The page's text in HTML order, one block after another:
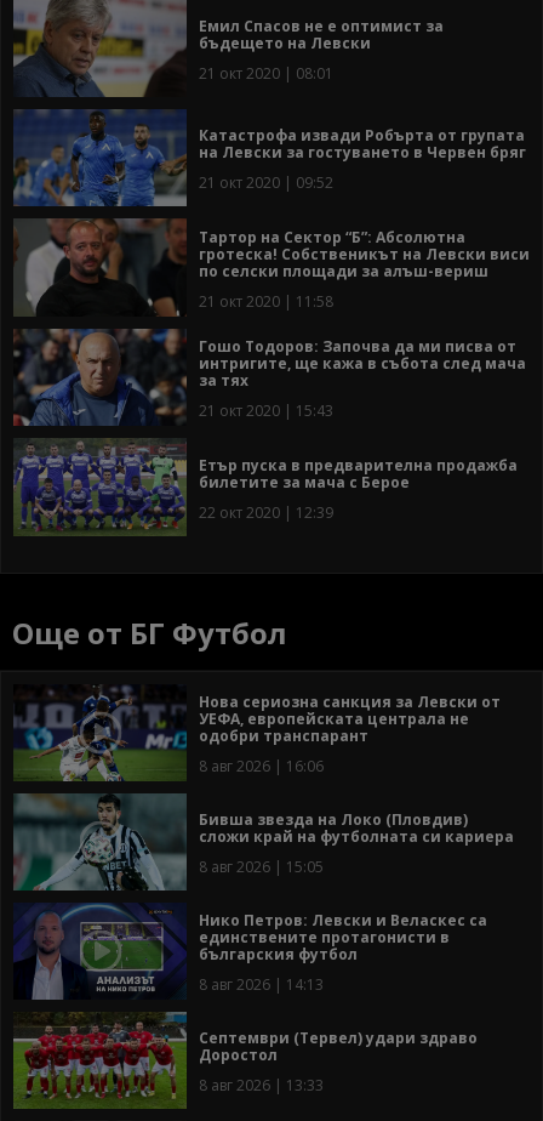
Емил Спасов не е оптимист за
бъдещето на Левски
21 окт 2020 | 08:01
Катастрофа извади Робърта от групата
на Левски за гостуването в Червен бряг
21 окт 2020 | 09:52
Тартор на Сектор “Б”: Абсолютна
гротеска! Собственикът на Левски виси
по селски площади за алъш-вериш
21 окт 2020 | 11:58
Гошо Тодоров: Започва да ми писва от
интригите, ще кажа в събота след мача
за тях
21 окт 2020 | 15:43
Етър пуска в предварителна продажба
билетите за мача с Берое
22 окт 2020 | 12:39
Още от БГ Футбол
Нова сериозна санкция за Левски от
УЕФА, европейската централа не
одобри транспарант
8 авг 2026 | 16:06
Бивша звезда на Локо (Пловдив)
сложи край на футболната си кариера
8 авг 2026 | 15:05
Нико Петров: Левски и Веласкес са
единствените протагонисти в
българския футбол
8 авг 2026 | 14:13
Септември (Тервел) удари здраво
Доростол
8 авг 2026 | 13:33